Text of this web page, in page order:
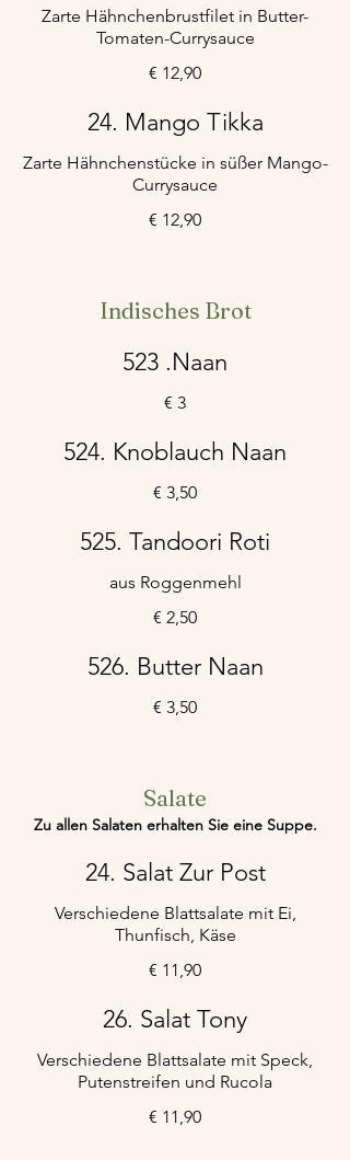
Zarte Hähnchenbrustfilet in Butter-
Tomaten-Currysauce
€ 12,90
24. Mango Tikka
Zarte Hähnchenstücke in süßer Mango-
Currysauce
€ 12,90
Indisches Brot
523 .Naan
€ 3
524. Knoblauch Naan
€ 3,50
525. Tandoori Roti
aus Roggenmehl
€ 2,50
526. Butter Naan
€ 3,50
Salate
Zu allen Salaten erhalten Sie eine Suppe.
24. Salat Zur Post
Verschiedene Blattsalate mit Ei,
Thunfisch, Käse
€ 11,90
26. Salat Tony
Verschiedene Blattsalate mit Speck,
Putenstreifen und Rucola
€ 11,90